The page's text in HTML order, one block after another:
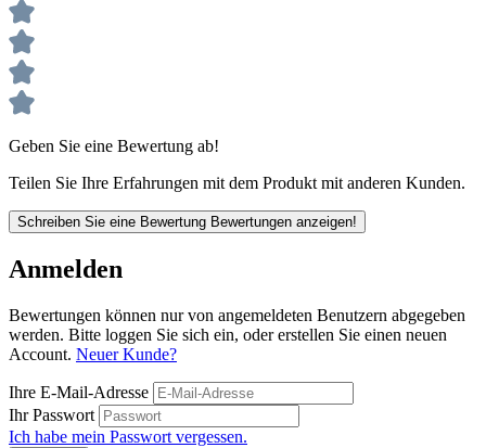
Geben Sie eine Bewertung ab!
Teilen Sie Ihre Erfahrungen mit dem Produkt mit anderen Kunden.
Schreiben Sie eine Bewertung Bewertungen anzeigen!
Anmelden
Bewertungen können nur von angemeldeten Benutzern abgegeben
werden. Bitte loggen Sie sich ein, oder erstellen Sie einen neuen
Account. Neuer Kunde?
Ihre E-Mail-Adresse
Ihr Passwort
Ich habe mein Passwort vergessen.